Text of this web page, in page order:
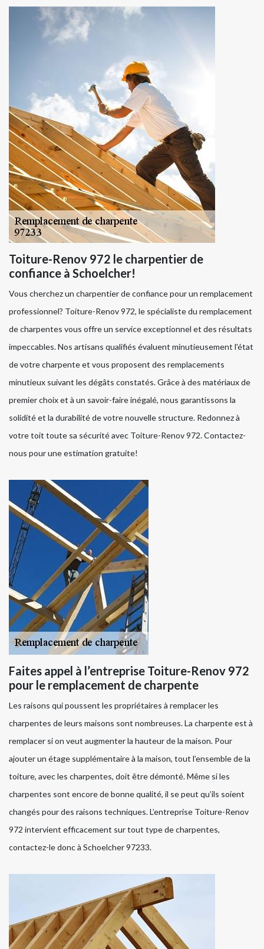
Toiture-Renov 972 le charpentier de
confiance à Schoelcher!
Vous cherchez un charpentier de confiance pour un remplacement
professionnel? Toiture-Renov 972, le spécialiste du remplacement
de charpentes vous offre un service exceptionnel et des résultats
impeccables. Nos artisans qualifiés évaluent minutieusement l'état
de votre charpente et vous proposent des remplacements
minutieux suivant les dégâts constatés. Grâce à des matériaux de
premier choix et à un savoir-faire inégalé, nous garantissons la
solidité et la durabilité de votre nouvelle structure. Redonnez à
votre toit toute sa sécurité avec Toiture-Renov 972. Contactez-
nous pour une estimation gratuite!
Faites appel à l’entreprise Toiture-Renov 972
pour le remplacement de charpente
Les raisons qui poussent les propriétaires à remplacer les
charpentes de leurs maisons sont nombreuses. La charpente est à
remplacer si on veut augmenter la hauteur de la maison. Pour
ajouter un étage supplémentaire à la maison, tout l’ensemble de la
toiture, avec les charpentes, doit être démonté. Même si les
charpentes sont encore de bonne qualité, il se peut qu’ils soient
changés pour des raisons techniques. L’entreprise Toiture-Renov
972 intervient efficacement sur tout type de charpentes,
contactez-le donc à Schoelcher 97233.